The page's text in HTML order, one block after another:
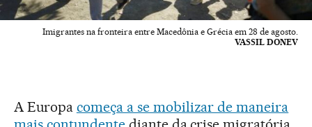
Imigrantes na fronteira entre Macedônia e Grécia em 28 de agosto.
VASSIL DONEV
A Europa começa a se mobilizar de maneira